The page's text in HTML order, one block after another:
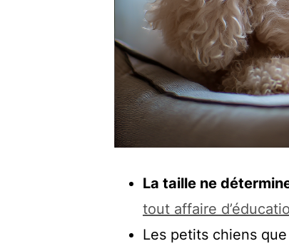
La taille ne
tout affaire
Les petits chiens